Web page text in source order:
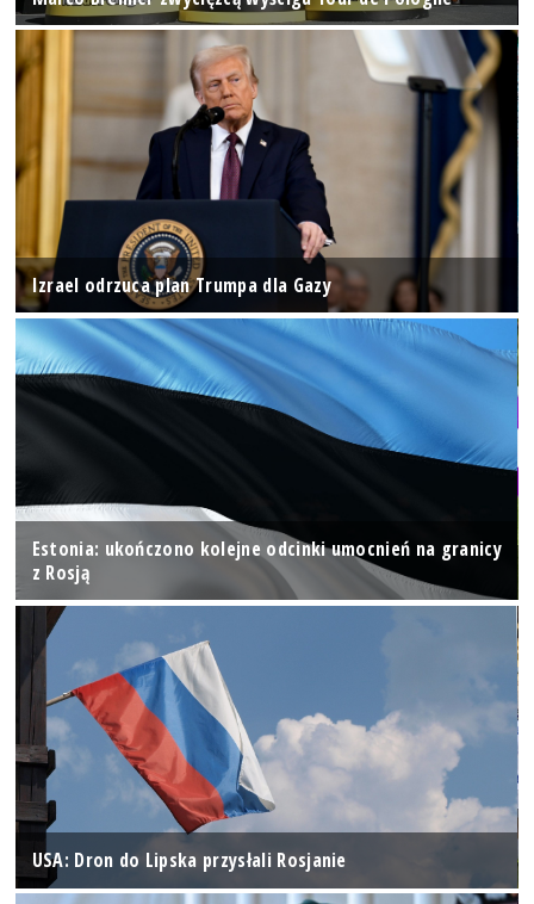
Izrael odrzuca plan Trumpa dla Gazy
Estonia: ukończono kolejne odcinki umocnień na granicy
z Rosją
USA: Dron do Lipska przysłali Rosjanie